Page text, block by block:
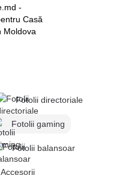
Fotolii directoriale
Fotolii gaming
Fotolii balansoar
Accesorii